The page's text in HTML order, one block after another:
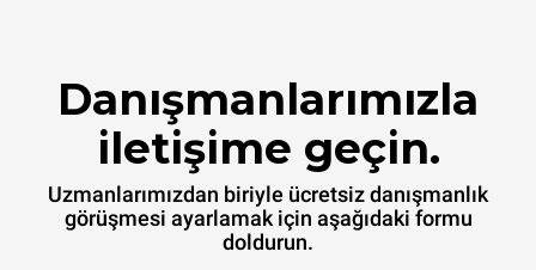
Danışmanlarımızla
iletişime geçin.
Uzmanlarımızdan biriyle ücretsiz danışmanlık
görüşmesi ayarlamak için aşağıdaki formu
doldurun.